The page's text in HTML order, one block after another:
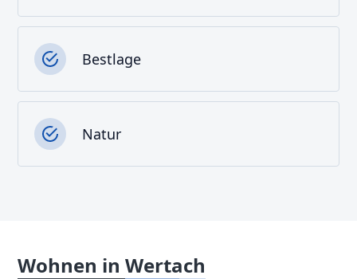
Bestlage
Natur
Wohnen in Wertach